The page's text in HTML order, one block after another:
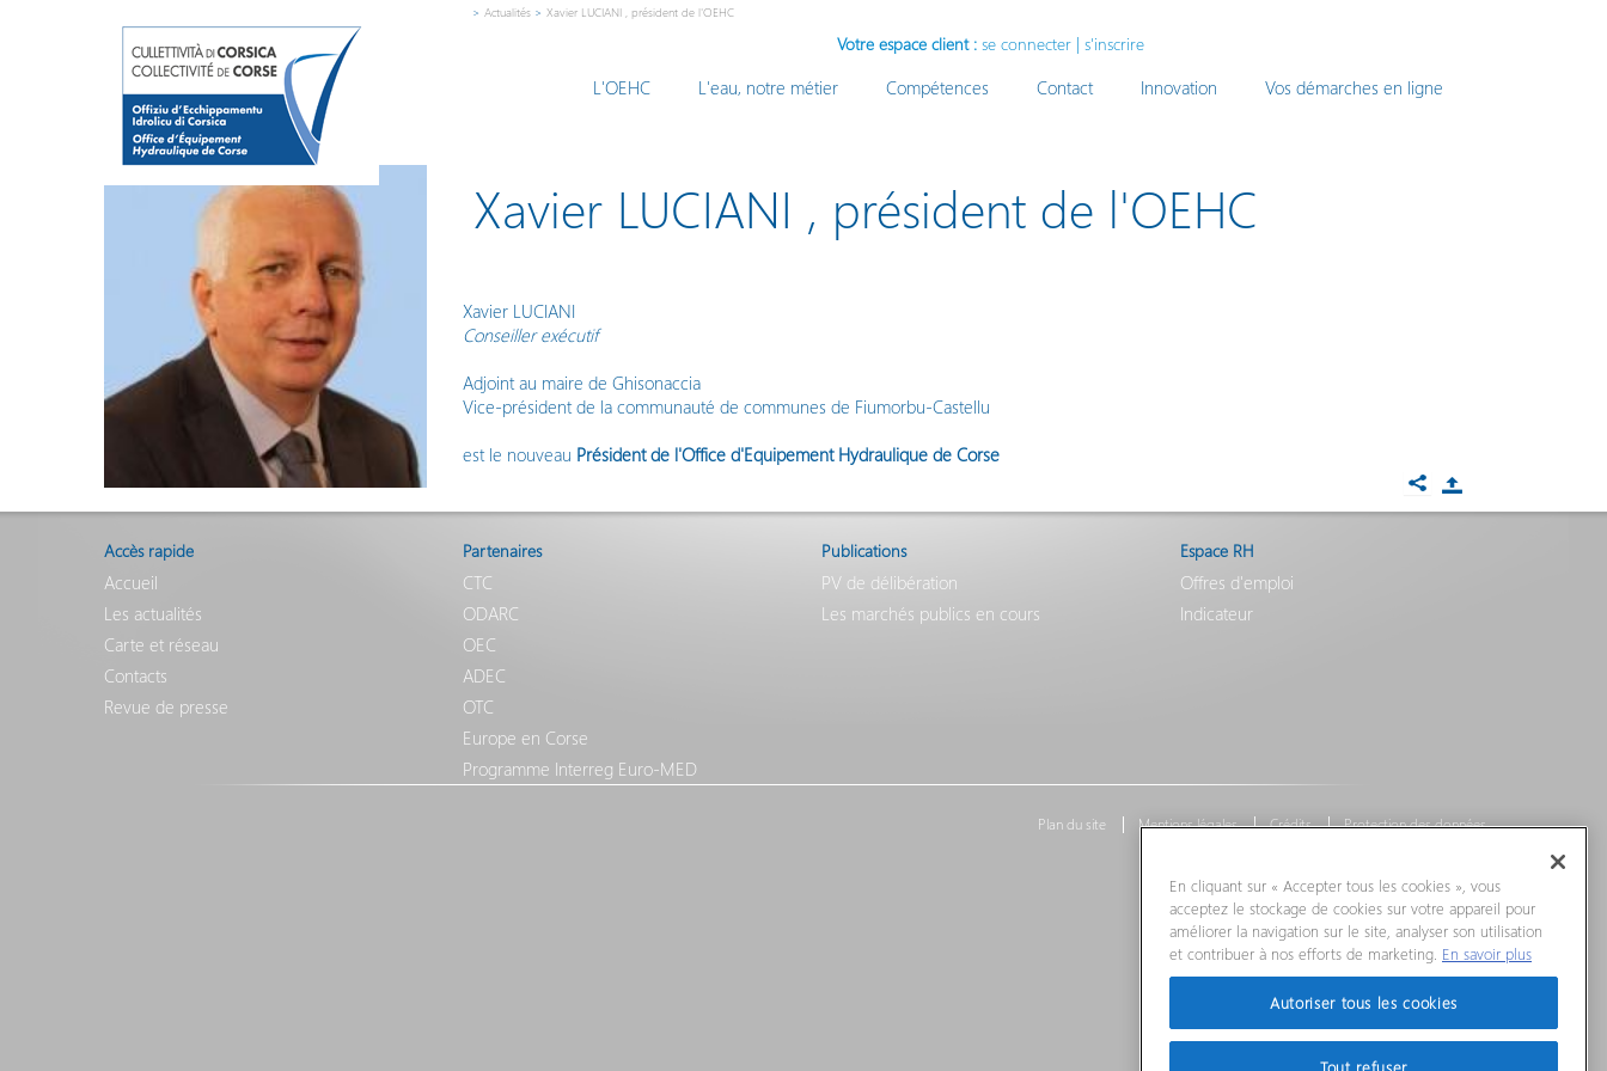
> Actualités > Xavier LUCIANI , président de l'OEHC
Votre espace client : se connecter | s'inscrire
L'OEHC L'eau, notre métier Compétences Contact Innovation Vos démarches en ligne
Xavier LUCIANI , président de l'OEHC
Xavier LUCIANI
Conseiller exécutif
Adjoint au maire de Ghisonaccia
Vice-président de la communauté de communes de Fiumorbu-Castellu
est le nouveau Président de l'Office d'Equipement Hydraulique de Corse
Accès rapide
Accueil
Les actualités
Carte et réseau
Contacts
Revue de presse
Partenaires
CTC
ODARC
OEC
ADEC
OTC
Europe en Corse
Programme Interreg Euro-MED
Publications
PV de délibération
Les marchés publics en cours
Espace RH
Offres d'emploi
Indicateur
Plan du site Mentions légales Crédits Protection des données
En cliquant sur « Accepter tous les cookies », vous
acceptez le stockage de cookies sur votre appareil pour
améliorer la navigation sur le site, analyser son utilisation
et contribuer à nos efforts de marketing. En savoir plus
Autoriser tous les cookies
Tout refuser